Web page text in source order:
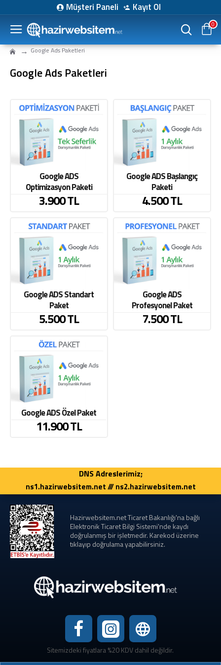
Müşteri Paneli Kayıt Ol
0
Google Ads Paketleri
Google Ads Paketleri
Google ADS
Optimizasyon Paketi
3.900 TL
Google ADS Başlangıç
Paketi
4.500 TL
Google ADS Standart
Paket
5.500 TL
Google ADS
Profesyonel Paket
7.500 TL
Google ADS Özel Paket
11.900 TL
DNS Adreslerimiz;
ns1.hazirwebsitem.net /// ns2.hazirwebsitem.net
Hazirwebsitem.net Ticaret Bakanlığı'na bağlı
Elektronik Ticaret Bilgi Sistemi'nde kaydı
doğrulanmış bir işletmedir. Karekod üzerine
tıklayıp doğrulama yapabilirsiniz.
Sitemizdeki fiyatlara %20 KDV dahil değildir.